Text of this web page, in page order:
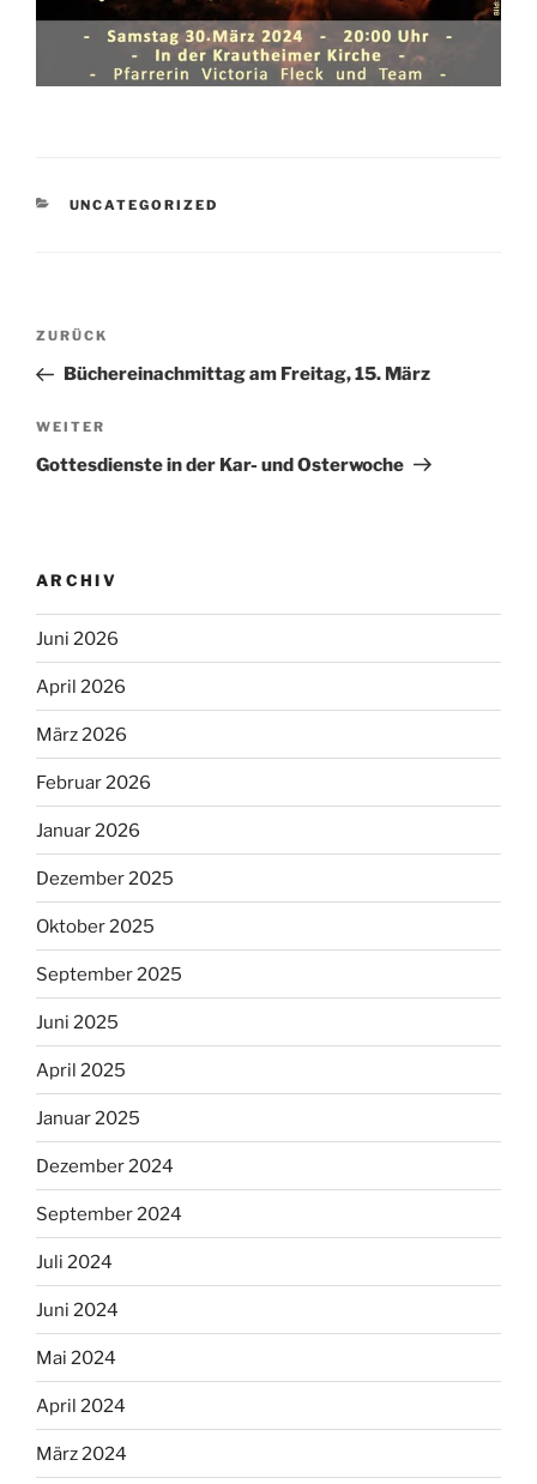
KATEGORIEN
UNCATEGORIZED
Beitragsnavigation
Vorheriger
Beitrag
ZURÜCK
Büchereinachmittag am Freitag, 15. März
Nächster
Beitrag
WEITER
Gottesdienste in der Kar- und Osterwoche
ARCHIV
Juni 2026
April 2026
März 2026
Februar 2026
Januar 2026
Dezember 2025
Oktober 2025
September 2025
Juni 2025
April 2025
Januar 2025
Dezember 2024
September 2024
Juli 2024
Juni 2024
Mai 2024
April 2024
März 2024